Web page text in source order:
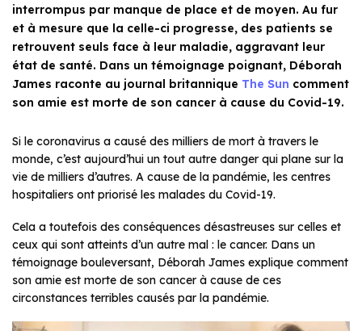
interrompus par manque de place et de moyen. Au fur
et à mesure que la celle-ci progresse, des patients se
retrouvent seuls face à leur maladie, aggravant leur
état de santé. Dans un témoignage poignant, Déborah
James raconte au journal britannique The Sun comment
son amie est morte de son cancer à cause du Covid-19.
Si le coronavirus a causé des milliers de mort à travers le
monde, c’est aujourd’hui un tout autre danger qui plane sur la
vie de milliers d’autres. A cause de la pandémie, les centres
hospitaliers ont priorisé les malades du Covid-19.
Cela a toutefois des conséquences désastreuses sur celles et
ceux qui sont atteints d’un autre mal : le cancer. Dans un
témoignage bouleversant, Déborah James explique comment
son amie est morte de son cancer à cause de ces
circonstances terribles causés par la pandémie.